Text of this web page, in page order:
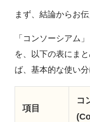
まず、結論からお伝
「コンソーシアム
を、以下の表にま
ば、基本的な使い
項目
コ